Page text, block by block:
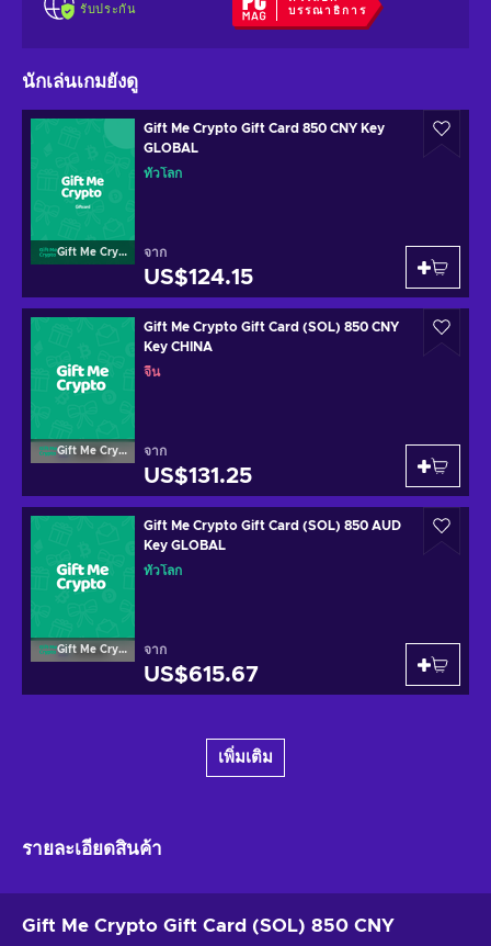
รับประกัน
บรรณาธิการ
นักเล่นเกมยังดู
Gift Me Crypto
Gift Me Crypto Gift Card 850 CNY Key
GLOBAL
ทั่วโลก
จาก
US$124.15
Gift Me Crypto
Gift Me Crypto Gift Card (SOL) 850 CNY
Key CHINA
จีน
จาก
US$131.25
Gift Me Crypto
Gift Me Crypto Gift Card (SOL) 850 AUD
Key GLOBAL
ทั่วโลก
จาก
US$615.67
เพิ่มเติม
รายละเอียดสินค้า
Gift Me Crypto Gift Card (SOL) 850 CNY